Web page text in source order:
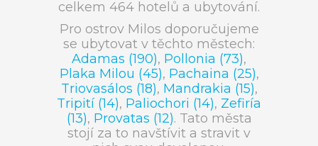
celkem 464 hotelů a ubytování.
Pro ostrov Milos doporučujeme
se ubytovat v těchto městech:
Adamas (190), Pollonia (73),
Plaka Milou (45), Pachaina (25),
Triovasálos (18), Mandrakia (15),
Tripití (14), Paliochori (14), Zefiría
(13), Provatas (12). Tato města
stojí za to navštívit a stravit v